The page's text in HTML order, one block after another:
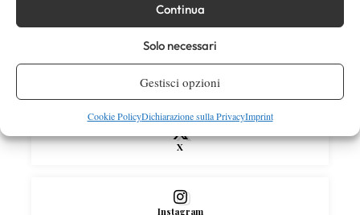
Continua
Solo necessari
Gestisci opzioni
Cookie PolicyDichiarazione sulla PrivacyImprint
SOCIAL
Facebook
X
Instagram